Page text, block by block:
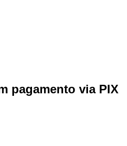
pagamento via PIX